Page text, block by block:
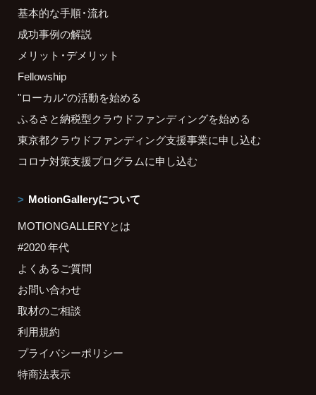
基本的な手順・流れ
成功事例の解説
メリット・デメリット
Fellowship
"ローカル"の活動を始める
ふるさと納税型クラウドファンディングを始める
東京都クラウドファンディング支援事業に申し込む
コロナ対策支援プログラムに申し込む
MotionGalleryについて
MOTIONGALLERYとは
#2020 年代
よくあるご質問
お問い合わせ
取材のご相談
利用規約
プライバシーポリシー
特商法表示